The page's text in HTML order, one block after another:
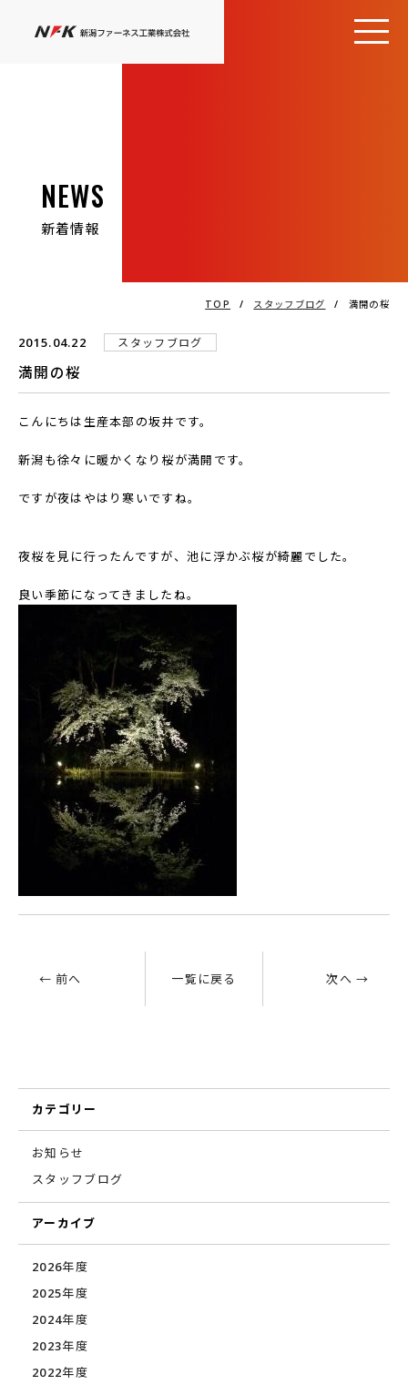
NEWS
新着情報
TOP / スタッフブログ / 満開の桜
2015.04.22 スタッフブログ
満開の桜
こんにちは生産本部の坂井です。
新潟も徐々に暖かくなり桜が満開です。
ですが夜はやはり寒いですね。
夜桜を見に行ったんですが、池に浮かぶ桜が綺麗でした。
良い季節になってきましたね。
← 前へ 一覧に戻る 次へ →
カテゴリー
お知らせ
スタッフブログ
アーカイブ
2026年度
2025年度
2024年度
2023年度
2022年度